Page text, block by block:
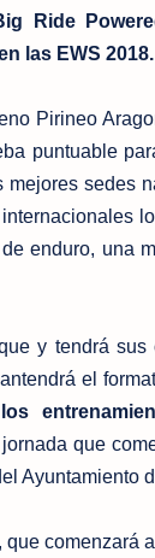
Ride
las EWS 2018.
Pirineo
puntuable
sedes
enduro, una
y tendrá
el
que
Ayuntamiento
, que comenzará